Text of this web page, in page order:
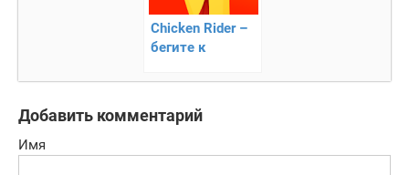
Chicken Rider –
бегите к
Добавить комментарий
Имя